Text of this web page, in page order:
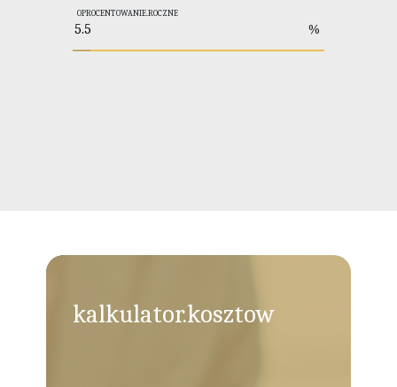
OPROCENTOWANIE.ROCZNE
%
kalkulator.kosztow